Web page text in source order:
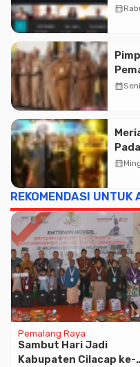
calendar_month
calendar_month
calendar_month
REKOMENDASI UNTUK
Pemalang Raya
Sambut Hari Jadi
Kabupaten Cilacap ke-